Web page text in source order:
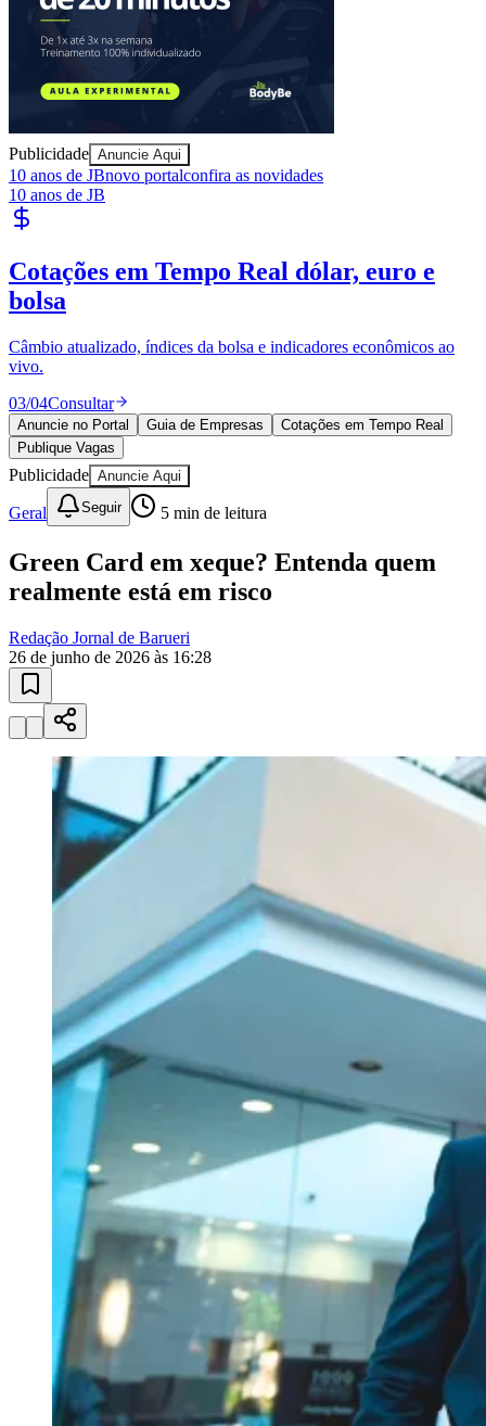
Bragantino
Vitória
Publicidade Anuncie Aqui
10 anos de JBnovo portalconfira as novidades
10 anos de JB
Publique Vagas encontre talentos
Publique vagas e encontre os melhores profissionais da região.
04/04Publicar
Anuncie no Portal
Publique Vagas
Publicidade Anuncie Aqui
Geral Seguir 5min de leitura
Green Card em xeque? Entenda quem
Redação Jornal de Barueri